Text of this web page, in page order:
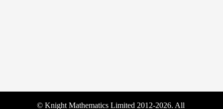
© Knight Mathematics Limited 2012-2026. All